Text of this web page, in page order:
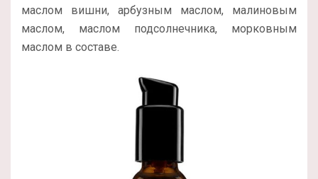
маслом вишни, арбузным маслом, малиновым
маслом, маслом подсолнечника, морковным
маслом в составе.